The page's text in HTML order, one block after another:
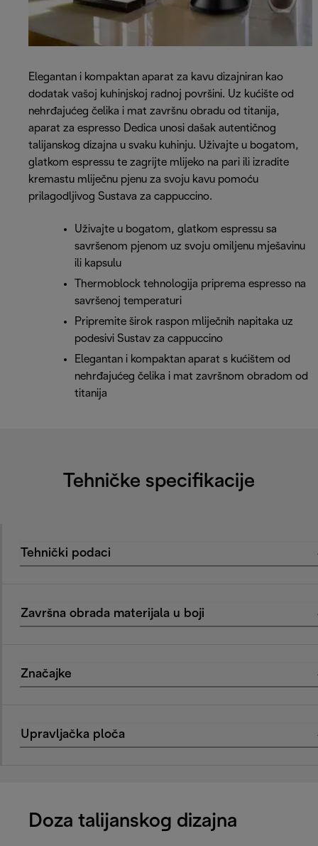
Elegantan i kompaktan aparat za kavu dizajniran kao
dodatak vašoj kuhinjskoj radnoj površini. Uz kućište od
nehrđajućeg čelika i mat završnu obradu od titanija,
aparat za espresso Dedica unosi dašak autentičnog
talijanskog dizajna u svaku kuhinju. Uživajte u bogatom,
glatkom espressu te zagrijte mlijeko na pari ili izradite
kremastu mliječnu pjenu za svoju kavu pomoću
prilagodljivog Sustava za cappuccino.
Uživajte u bogatom, glatkom espressu sa
savršenom pjenom uz svoju omiljenu mješavinu
ili kapsulu
Thermoblock tehnologija priprema espresso na
savršenoj temperaturi
Pripremite širok raspon mliječnih napitaka uz
podesivi Sustav za cappuccino
Elegantan i kompaktan aparat s kućištem od
nehrđajućeg čelika i mat završnom obradom od
titanija
Tehničke specifikacije
Tehnički podaci
Završna obrada materijala u boji
Značajke
Upravljačka ploča
Doza talijanskog dizajna